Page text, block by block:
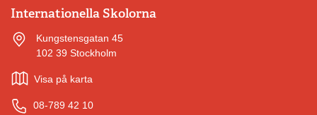
Internationella Skolorna
Kungstensgatan 45
102 39 Stockholm
Visa på karta
08-789 42 10